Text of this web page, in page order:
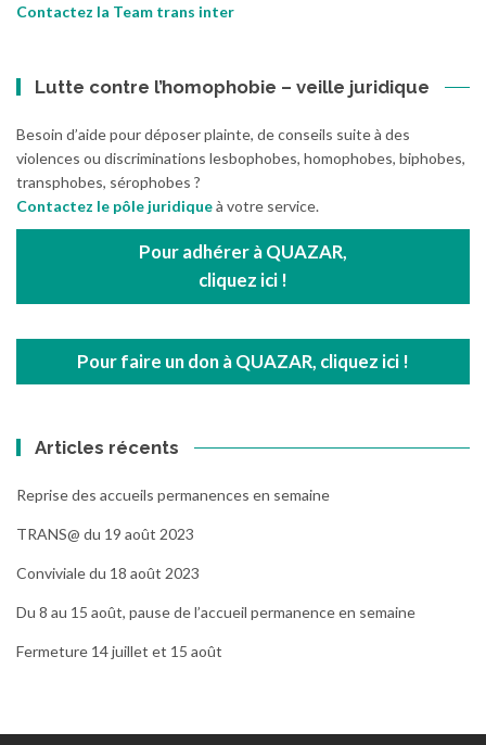
Contactez la Team trans inter
Lutte contre l’homophobie – veille juridique
Besoin d’aide pour déposer plainte, de conseils suite à des
violences ou discriminations lesbophobes, homophobes, biphobes,
transphobes, sérophobes ?
Contactez le pôle juridiqueà votre service.
Pour adhérer à QUAZAR,
cliquez ici !
Pour faire un don à QUAZAR, cliquez ici !
Articles récents
Reprise des accueils permanences en semaine
TRANS@ du 19 août 2023
Conviviale du 18 août 2023
Du 8 au 15 août, pause de l’accueil permanence en semaine
Fermeture 14 juillet et 15 août